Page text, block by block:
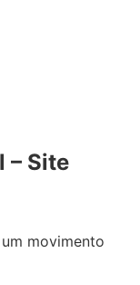
– Site
movimento